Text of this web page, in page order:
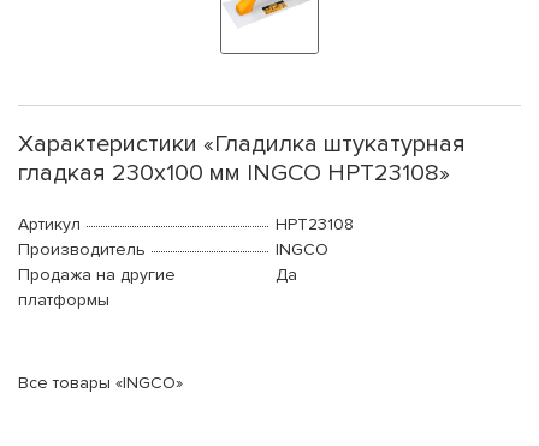
Характеристики «Гладилка штукатурная
гладкая 230х100 мм INGCO HPT23108»
Артикул
HPT23108
Производитель
INGCO
Продажа на другие
платформы
Да
Все товары «INGCO»